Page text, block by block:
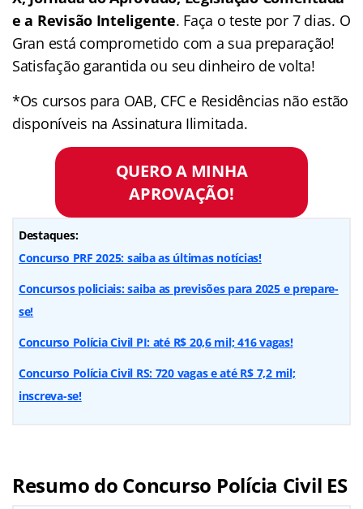
e a Revisão Inteligente. Faça o teste por 7 dias. O
Gran está comprometido com a sua preparação!
Satisfação garantida ou seu dinheiro de volta!
*Os cursos para OAB, CFC e Residências não estão
disponíveis na Assinatura Ilimitada.
QUERO A MINHA
APROVAÇÃO!
Destaques:
Concurso PRF 2025: saiba as últimas notícias!
Concursos policiais: saiba as previsões para 2025 e prepare-
se!
Concurso Polícia Civil PI: até R$ 20,6 mil; 416 vagas!
Concurso Polícia Civil RS: 720 vagas e até R$ 7,2 mil;
inscreva-se!
Resumo do Concurso Polícia Civil ES